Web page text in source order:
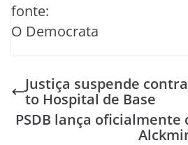
fonte:
O Democrata
Justiça suspende
to Hospital de Base
PSDB lança